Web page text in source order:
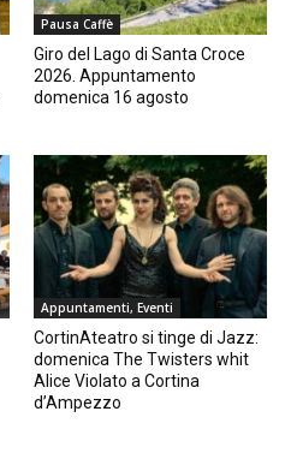
Pausa Caffè
Giro del Lago di Santa Croce
2026. Appuntamento
domenica 16 agosto
Appuntamenti, Eventi
CortinAteatro si tinge di Jazz:
domenica The Twisters whit
Alice Violato a Cortina
d’Ampezzo